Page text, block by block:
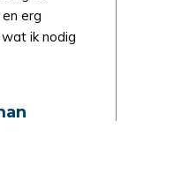
erg
ik nodig